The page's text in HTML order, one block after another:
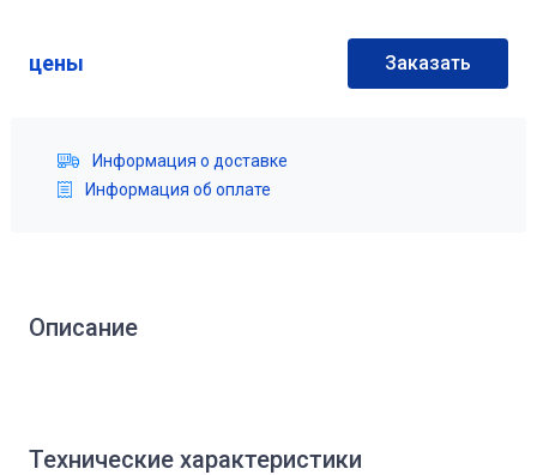
цены Заказать
Информация о доставке
Информация об оплате
Описание
Технические характеристики